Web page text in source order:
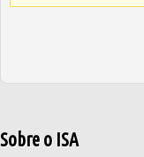
Sobre o ISA